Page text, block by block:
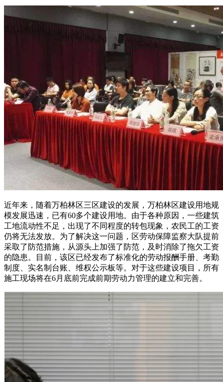
近年来，随着万柏林区三区建设的发展，万柏林区建设用地规
模发展迅速，已有60多个建设用地。由于各种原因，一些建筑
工地流动性不足，出现了不同程度的转包现象，农民工的工资
仍将无法发放。为了解决这一问题，区劳动保障监察大队提前
采取了防范措施，从源头上加强了防范，及时消除了拖欠工资
的隐患。目前，该区已经发布了标准化的劳动报酬手册、考勤
制度、实名制台账、维权公示板等。对于这些建设项目，所有
施工现场将在6月底前完成前期劳动力管理的建立和完善。